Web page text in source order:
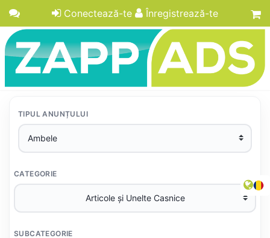
Conectează-te Înregistrează-te
TIPUL ANUNȚULUI
CATEGORIE
SUBCATEGORIE